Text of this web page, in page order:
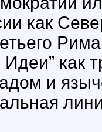
как
как
и